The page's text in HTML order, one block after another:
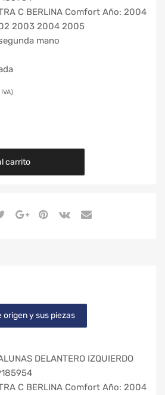
C BERLINA Comfort Año: 2004
2003 2004 2005
mano
carrito
origen y sus piezas
DELANTERO IZQUIERDO
C BERLINA Comfort Año: 2004